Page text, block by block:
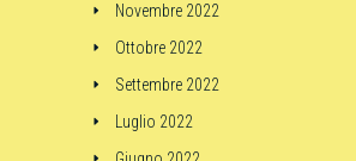
Novembre 2022
Ottobre 2022
Settembre 2022
Luglio 2022